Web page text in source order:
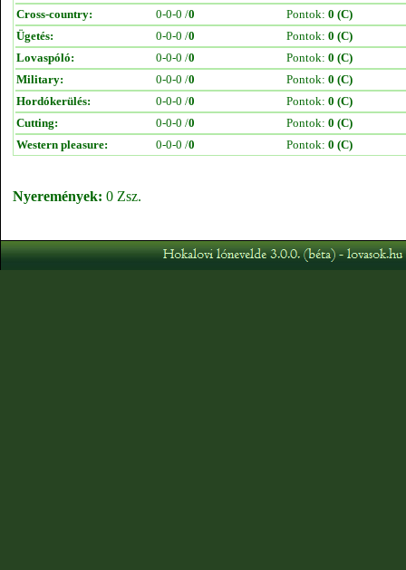
Cross-country:
0-0-0 /0 Pontok: 0 (C)
Ügetés:
0-0-0 /0 Pontok: 0 (C)
Lovaspóló:
0-0-0 /0 Pontok: 0 (C)
Military:
0-0-0 /0 Pontok: 0 (C)
Hordókerülés:
0-0-0 /0 Pontok: 0 (C)
Cutting:
0-0-0 /0 Pontok: 0 (C)
Western pleasure:
0-0-0 /0 Pontok: 0 (C)
Nyeremények: 0 Zsz.